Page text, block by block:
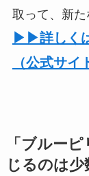
取って、新た
▶▶詳しく
（公式サ
「ブルー
じるのは